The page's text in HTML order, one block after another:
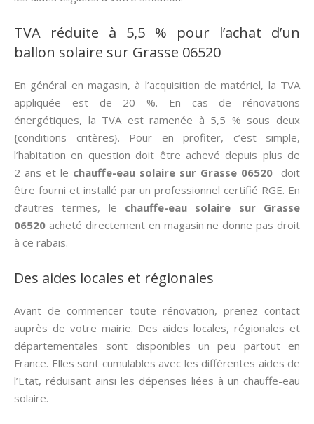
TVA réduite à 5,5 % pour l’achat d’un
ballon solaire sur Grasse 06520
En général en magasin, à l’acquisition de matériel, la TVA
appliquée est de 20 %. En cas de rénovations
énergétiques, la TVA est ramenée à 5,5 % sous deux
{conditions critères}. Pour en profiter, c’est simple,
l’habitation en question doit être achevé depuis plus de
2 ans et le chauffe-eau solaire sur Grasse 06520 doit
être fourni et installé par un professionnel certifié RGE. En
d’autres termes, le chauffe-eau solaire sur Grasse
06520 acheté directement en magasin ne donne pas droit
à ce rabais.
Des aides locales et régionales
Avant de commencer toute rénovation, prenez contact
auprès de votre mairie. Des aides locales, régionales et
départementales sont disponibles un peu partout en
France. Elles sont cumulables avec les différentes aides de
l’Etat, réduisant ainsi les dépenses liées à un chauffe-eau
solaire.